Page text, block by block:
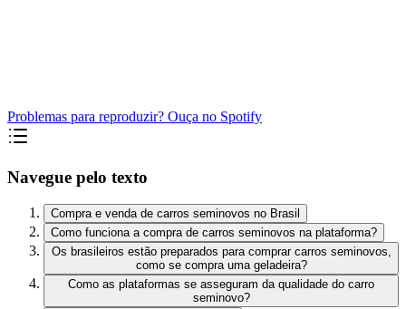
Problemas para reproduzir? Ouça no Spotify
Navegue pelo texto
Compra e venda de carros seminovos no Brasil
Como funciona a compra de carros seminovos na plataforma?
Os brasileiros estão preparados para comprar carros seminovos,
como se compra uma geladeira?
Como as plataformas se asseguram da qualidade do carro
seminovo?